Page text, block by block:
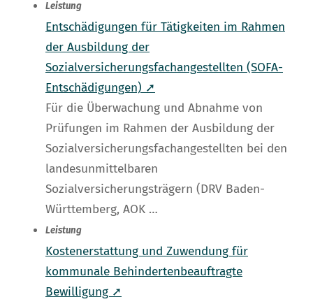
Leistung
Entschädigungen für Tätigkeiten im Rahmen
der Ausbildung der
Sozialversicherungsfachangestellten (SOFA-
Entschädigungen) ➚
Für die Überwachung und Abnahme von
Prüfungen im Rahmen der Ausbildung der
Sozialversicherungsfachangestellten bei den
landesunmittelbaren
Sozialversicherungsträgern (DRV Baden-
Württemberg, AOK …
Leistung
Kostenerstattung und Zuwendung für
kommunale Behindertenbeauftragte
Bewilligung ➚